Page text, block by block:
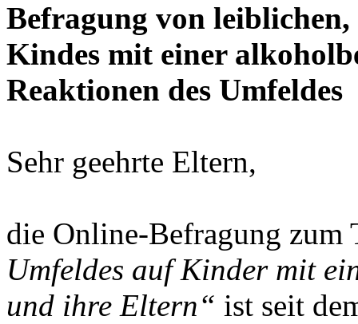
Befragung von
Kindes mit einer
Reaktionen des Umfeldes
Sehr geehrte Eltern,
die Online-Befragung zum
Umfeldes auf Kinder mit
und ihre Eltern“ ist seit